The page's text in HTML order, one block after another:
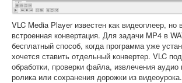
VLC Media Player известен как видеоплеер, но
встроенная конвертация. Для задачи MP4 в
бесплатный способ, когда программа уже
хочется ставить отдельный конвертер. VLC
обработки, проверки файла, извлечения аудио
ролика или сохранения дорожки из видеоурока.